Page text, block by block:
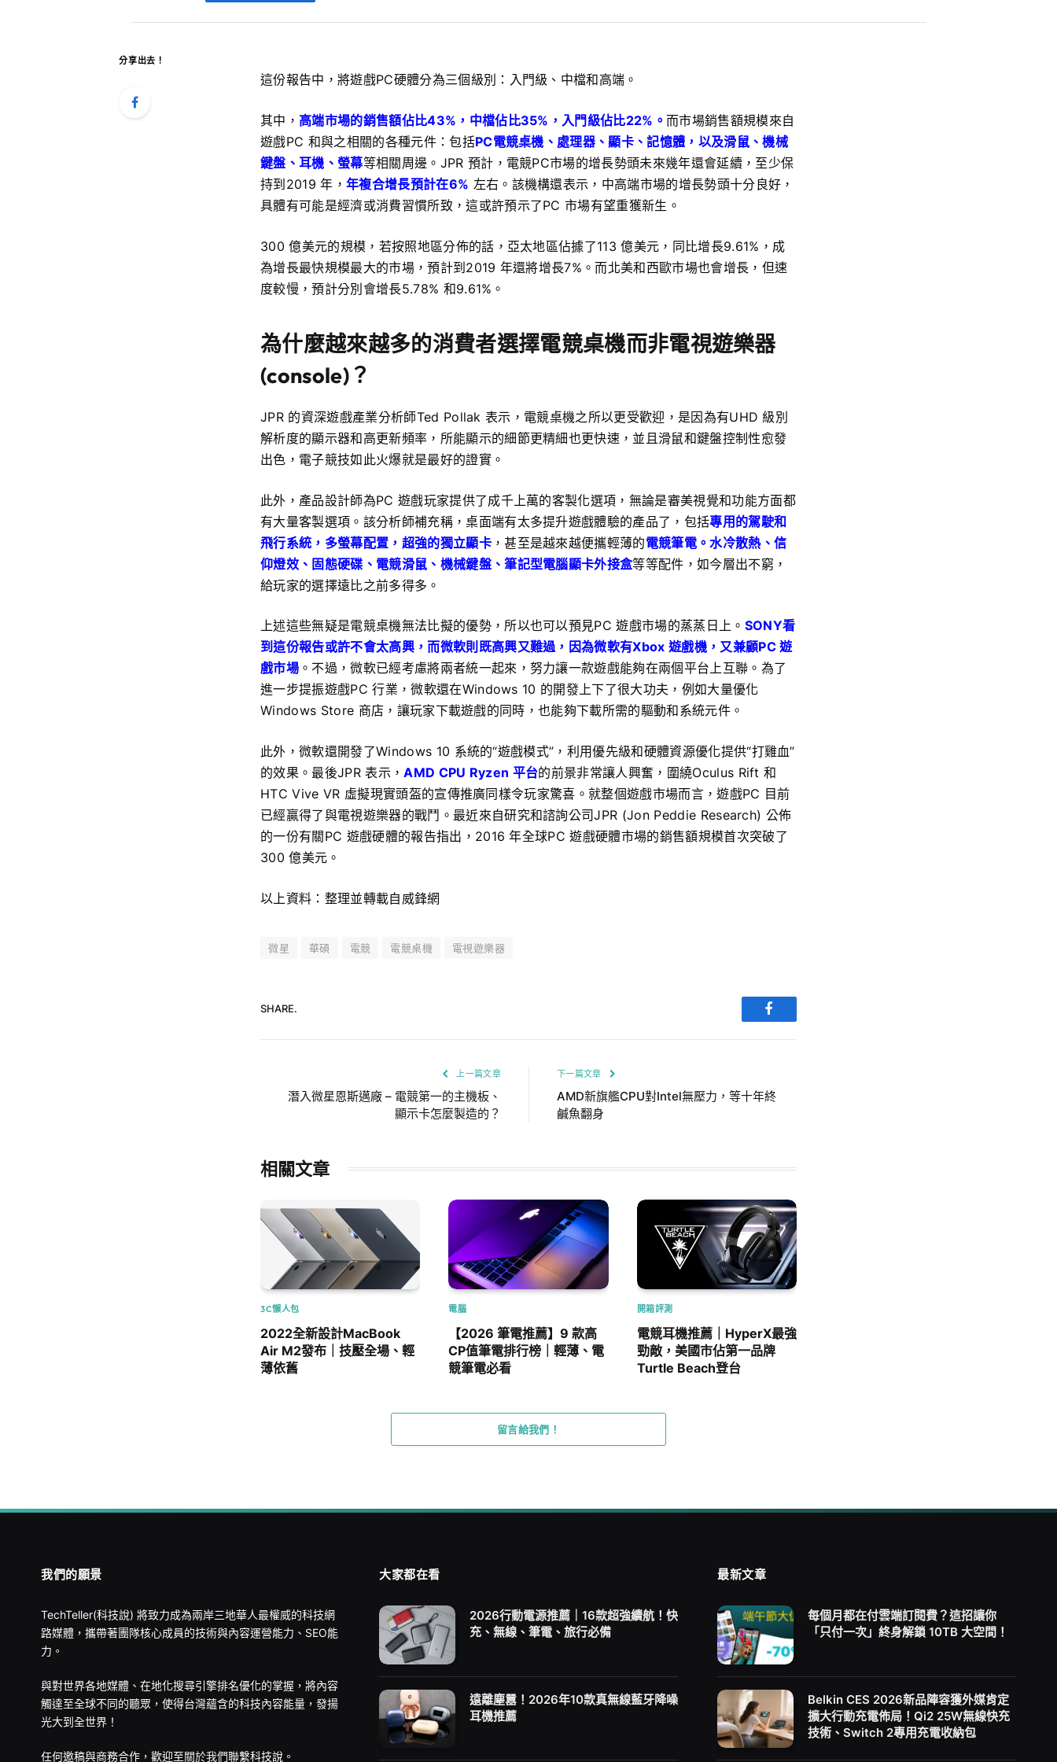
分享出去！
這份報告中，將遊戲PC硬體分為三個級別：入門級、中檔和高端。
其中， 高端市場的銷售額佔比43%，中檔佔比35%，入門級佔比22%。而市場銷售額規模來自
遊戲PC 和與之相關的各種元件：包括PC電競桌機、處理器、顯卡、記憶體，以及滑鼠、機械
鍵盤、耳機、螢幕等相關周邊。 JPR 預計，電競PC市場的增長勢頭未來幾年還會延續，至少保
持到2019 年，年複合增長預計在6% 左右。 該機構還表示，中高端市場的增長勢頭十分良好，
具體有可能是經濟或消費習慣所致，這或許預示了PC 市場有望重獲新生。
300 億美元的規模，若按照地區分佈的話，亞太地區佔據了113 億美元，同比增長9.61%，成
為增長最快規模最大的市場，預計到2019 年還將增長7%。而北美和西歐市場也會增長，但速
度較慢，預計分別會增長5.78% 和9.61%。
為什麼越來越多的消費者選擇電競桌機而非電視遊樂器
(console)？
JPR 的資深遊戲產業分析師Ted Pollak 表示，電競桌機之所以更受歡迎，是因為有UHD 級別
解析度的顯示器和高更新頻率，所能顯示的細節更精細也更快速，並且滑鼠和鍵盤控制性愈發
出色，電子競技如此火爆就是最好的證實。
此外，產品設計師為PC 遊戲玩家提供了成千上萬的客製化選項，無論是審美視覺和功能方面都
有大量客製選項。該分析師補充稱，桌面端有太多提升遊戲體驗的產品了，包括專用的駕駛和
飛行系統，多螢幕配置，超強的獨立顯卡，甚至是越來越便攜輕薄的電競筆電。水冷散熱、信
仰燈效、固態硬碟、電競滑鼠、機械鍵盤、筆記型電腦顯卡外接盒等等配件，如今層出不窮，
給玩家的選擇遠比之前多得多。
上述這些無疑是電競桌機無法比擬的優勢，所以也可以預見PC 遊戲市場的蒸蒸日上。 SONY看
到這份報告或許不會太高興，而微軟則既高興又難過，因為微軟有Xbox 遊戲機，又兼顧PC 遊
戲市場 。不過，微軟已經考慮將兩者統一起來，努力讓一款遊戲能夠在兩個平台上互聯。為了
進一步提振遊戲PC 行業，微軟還在Windows 10 的開發上下了很大功夫，例如大量優化
Windows Store 商店，讓玩家下載遊戲的同時，也能夠下載所需的驅動和系統元件。
此外，微軟還開發了Windows 10 系統的“遊戲模式”，利用優先級和硬體資源優化提供“打雞血”
的效果。最後JPR 表示，AMD CPU Ryzen 平台的前景非常讓人興奮，圍繞Oculus Rift 和
HTC Vive VR 虛擬現實頭盔的宣傳推廣同樣令玩家驚喜。就整個遊戲市場而言，遊戲PC 目前
已經贏得了與電視遊樂器的戰鬥。最近來自研究和諮詢公司JPR (Jon Peddie Research) 公佈
的一份有關PC 遊戲硬體的報告指出，2016 年全球PC 遊戲硬體市場的銷售額規模首次突破了
300 億美元。
以上資料：整理並轉載自威鋒網
微星 華碩 電競 電競桌機 電視遊樂器
SHARE.
Facebook
上一篇文章
潛入微星恩斯邁廠 – 電競第一的主機板、
顯示卡怎麼製造的？
下一篇文章
AMD新旗艦CPU對Intel無壓力，等十年終
鹹魚翻身
相關文章
3C懶人包
2022全新設計MacBook
Air M2發布｜技壓全場、輕
薄依舊
電腦
【2026 筆電推薦】9 款高
CP值筆電排行榜｜輕薄、電
競筆電必看
開箱評測
電競耳機推薦｜HyperX最強
勁敵，美國市佔第一品牌
Turtle Beach登台
留言給我們！
我們的願景
TechTeller(科技說) 將致力成為兩岸三地華人最權威的科技網
路媒體，攜帶著團隊核心成員的技術與內容運營能力、SEO能
力。
與對世界各地媒體、在地化搜尋引擎排名優化的掌握，將內容
觸達至全球不同的聽眾，使得台灣蘊含的科技內容能量，發揚
光大到全世界！
任何邀稿與商務合作，歡迎至關於我們聯繫科技說。
大家都在看
2026行動電源推薦｜16款超強續航！快
充、無線、筆電、旅行必備
遠離塵囂！2026年10款真無線藍牙降噪
耳機推薦
最新文章
每個月都在付雲端訂閱費？這招讓你
「只付一次」終身解鎖 10TB 大空間！
Belkin CES 2026新品陣容獲外媒肯定
擴大行動充電佈局！Qi2 25W無線快充
技術、Switch 2專用充電收納包